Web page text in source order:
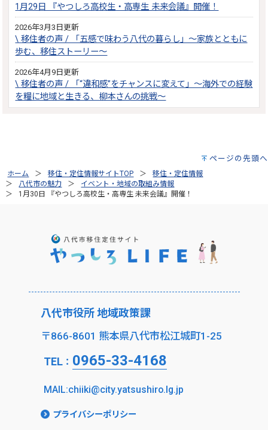
1月29日 『やつしろ高校生・高専生 未来会議』開催！
2026年3月3日更新
\ 移住者の声 / 「五感で味わう八代の暮らし」～家族とともに
歩む、移住ストーリー～
2026年4月9日更新
\ 移住者の声 / 「“違和感”をチャンスに変えて」～海外での経験
を糧に地域と生きる、柳本さんの挑戦～
ページの先頭へ
ホーム 移住・定住情報サイトTOP
移住・定住情報
八代市の魅力
イベント・地域の取組み情報
1月30日 『やつしろ高校生・高専生 未来会議』開催！
八代市役所 地域政策課
〒866-8601 熊本県八代市松江城町1-25
TEL： 0965-33-4168
MAIL:chiiki@city.yatsushiro.lg.jp
プライバシーポリシー